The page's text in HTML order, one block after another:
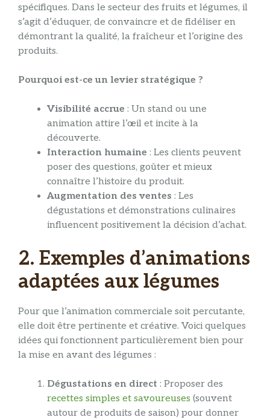
spécifiques. Dans le secteur des fruits et légumes, il
s’agit d’éduquer, de convaincre et de fidéliser en
démontrant la qualité, la fraîcheur et l’origine des
produits.
Pourquoi est-ce un levier stratégique ?
Visibilité accrue : Un stand ou une
animation attire l’œil et incite à la
découverte.
Interaction humaine : Les clients peuvent
poser des questions, goûter et mieux
connaître l’histoire du produit.
Augmentation des ventes : Les
dégustations et démonstrations culinaires
influencent positivement la décision d’achat.
2. Exemples d’animations
adaptées aux légumes
Pour que l’animation commerciale soit percutante,
elle doit être pertinente et créative. Voici quelques
idées qui fonctionnent particulièrement bien pour
la mise en avant des légumes :
Dégustations en direct : Proposer des
recettes simples et savoureuses (souvent
autour de produits de saison) pour donner